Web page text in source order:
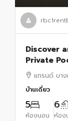
Discover
Private
Bangkok
แกรนด์ บา
บ้านเดี่ยว
5
ห้องนอน
6
ห้อง